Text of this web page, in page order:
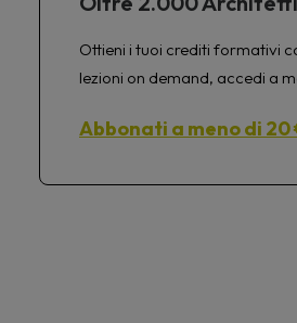
Ottieni i tuoi crediti formativi
lezioni on demand, accedi a
Abbonati a meno di 20